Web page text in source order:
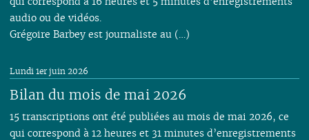
audio ou de vidéos.
Grégoire Barbey est journaliste au (…)
Bilan du mois de mai 2026
Lundi 1er juin 2026
15 transcriptions ont été publiées au mois de mai 2026, ce
qui correspond à 12 heures et 31 minutes d’enregistrements